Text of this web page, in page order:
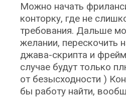
Можно начать
конторку, где не
требования. Дальше
желании, перескочить
джава-скрипта и
случае будут только
от безысходности )
бы работу найти,